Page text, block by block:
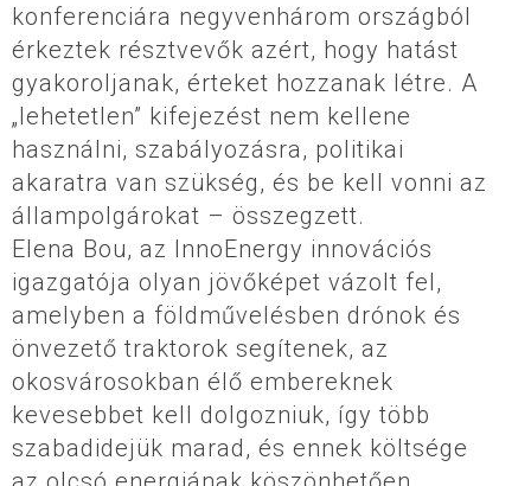
konferenciára negyvenhárom országból
érkeztek résztvevők azért, hogy hatást
gyakoroljanak, érteket hozzanak létre. A
„lehetetlen” kifejezést nem kellene
használni, szabályozásra, politikai
akaratra van szükség, és be kell vonni az
állampolgárokat – összegzett.
Elena Bou, az InnoEnergy innovációs
igazgatója olyan jövőképet vázolt fel,
amelyben a földművelésben drónok és
önvezető traktorok segítenek, az
okosvárosokban élő embereknek
kevesebbet kell dolgozniuk, így több
szabadidejük marad, és ennek költsége